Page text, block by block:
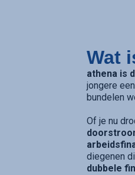
Wat
athena is
jongere
bundelen
Of je nu
diegenen
dubbele